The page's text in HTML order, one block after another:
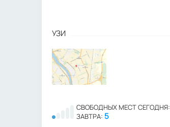
УЗИ
СВОБОДНЫХ МЕСТ СЕГОДНЯ:
ЗАВТРА: 5